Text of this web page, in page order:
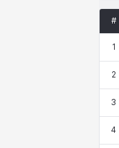
#
1
2
3
4